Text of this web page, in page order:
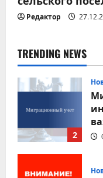
Редактор
TRENDING NEWS